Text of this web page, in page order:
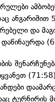
ანგარიშით
და
ტურნირის